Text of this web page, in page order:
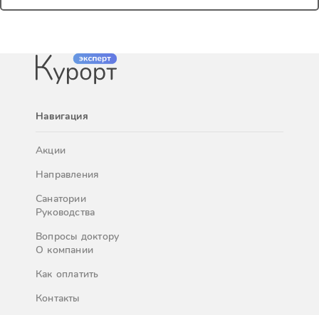
Навигация
Акции
Направления
Санатории
Руководства
Вопросы доктору
О компании
Как оплатить
Контакты